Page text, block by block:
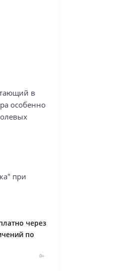
в
особенно
при
через
по